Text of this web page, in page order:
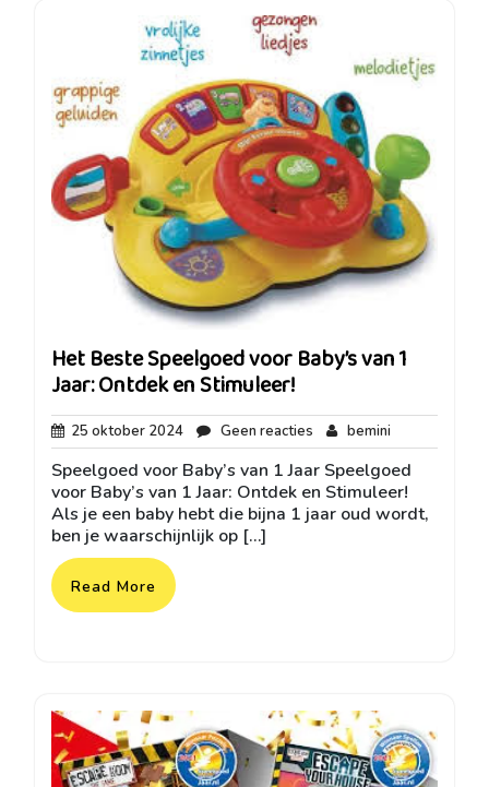
Het Beste Speelgoed voor Baby’s van 1
Jaar: Ontdek en Stimuleer!
25 oktober 202425
oktober
2024
Geen reacties Geen
reacties
bemini
Speelgoed voor Baby’s van 1 Jaar Speelgoed
voor Baby’s van 1 Jaar: Ontdek en Stimuleer!
Als je een baby hebt die bijna 1 jaar oud wordt,
ben je waarschijnlijk op […]
Read More